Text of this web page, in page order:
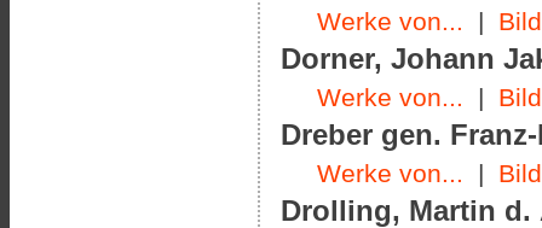
Werke von... |
Dorner, Johann
Werke von... |
Dreber gen.
Werke von... |
Drolling, Martin d.